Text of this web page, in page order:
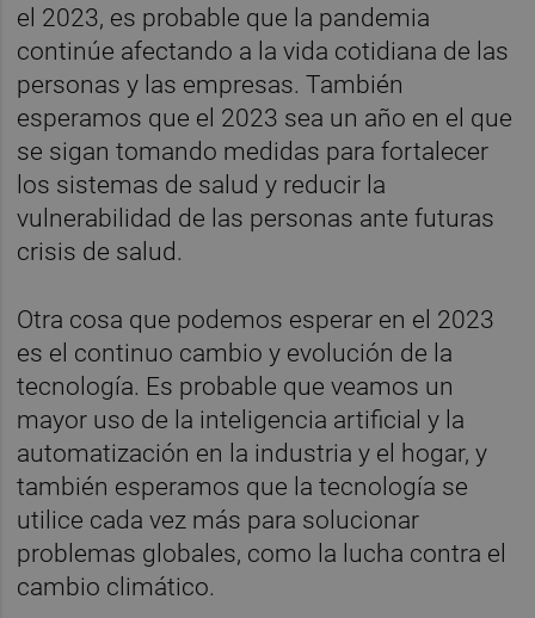
el 2023, es probable que la pandemia
continúe afectando a la vida cotidiana de las
personas y las empresas. También
esperamos que el 2023 sea un año en el que
se sigan tomando medidas para fortalecer
los sistemas de salud y reducir la
vulnerabilidad de las personas ante futuras
crisis de salud.
Otra cosa que podemos esperar en el 2023
es el continuo cambio y evolución de la
tecnología. Es probable que veamos un
mayor uso de la inteligencia artificial y la
automatización en la industria y el hogar, y
también esperamos que la tecnología se
utilice cada vez más para solucionar
problemas globales, como la lucha contra el
cambio climático.